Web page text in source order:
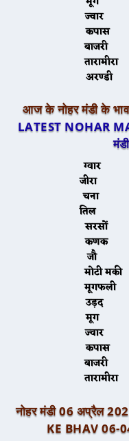
आज के नोहर मंडी के
LATEST NOHAR
मोटी
नोहर मंडी 06 अप्रैल
KE BHAV 06-